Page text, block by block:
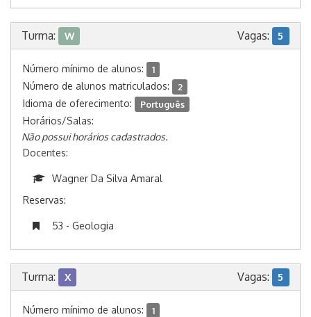
Turma: W Vagas: 5
Número mínimo de alunos: 1
Número de alunos matriculados: 2
Idioma de oferecimento: Português
Horários/Salas:
Não possui horários cadastrados.
Docentes:
Wagner Da Silva Amaral
Reservas:
53 - Geologia
Turma: X Vagas: 5
Número mínimo de alunos: 1